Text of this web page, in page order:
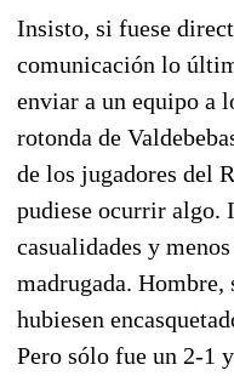
Insisto, si fuese
comunicación lo
enviar a un equipo a
rotonda de
de los jugadores del
pudiese ocurrir algo.
casualidades y
madrugada.
hubiesen
Pero sólo fue un 2-1